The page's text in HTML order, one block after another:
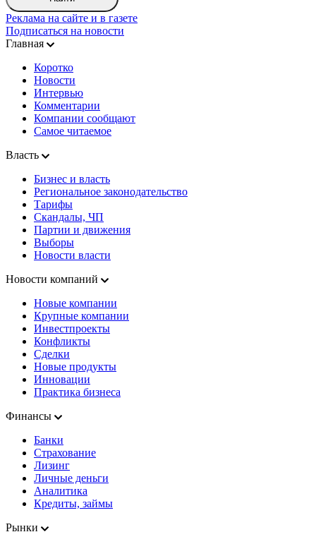
Реклама на сайте и в газете
Подписаться на новости
Главная
Коротко
Новости
Интервью
Комментарии
Компании сообщают
Самое читаемое
Власть
Бизнес и власть
Региональное законодательство
Тарифы
Скандалы, ЧП
Партии и движения
Выборы
Новости власти
Новости компаний
Новые компании
Крупные компании
Инвестпроекты
Конфликты
Сделки
Новые продукты
Инновации
Практика бизнеса
Финансы
Банки
Страхование
Лизинг
Личные деньги
Аналитика
Кредиты, займы
Рынки